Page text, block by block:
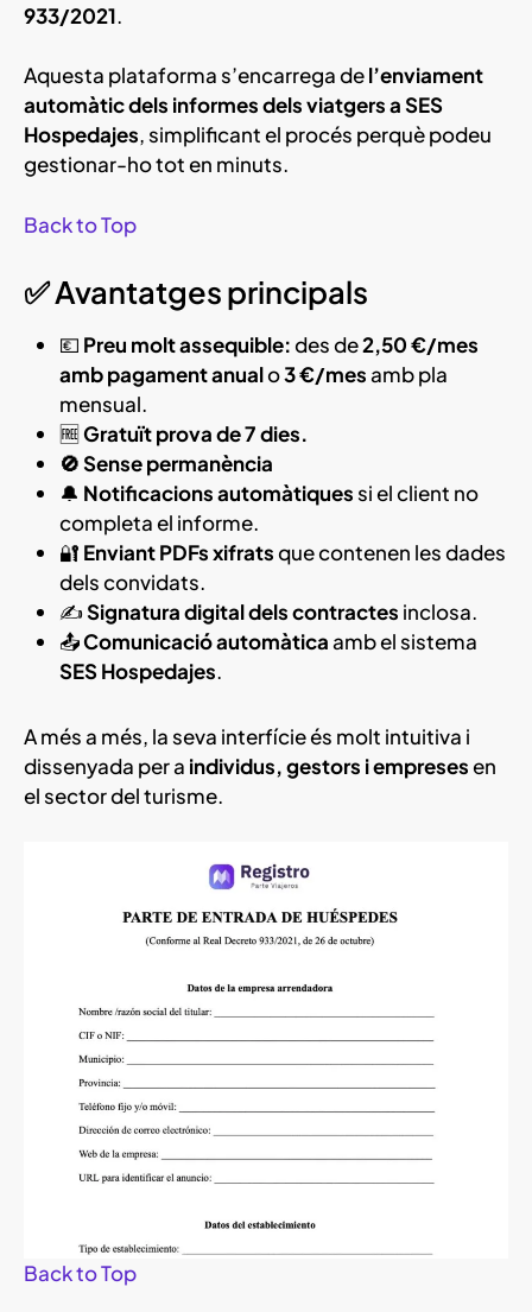
933/2021.
Aquesta plataforma s’encarrega del’enviament
automàtic dels informes dels viatgers a SES
Hospedajes, simplificant el procés perquè podeu
gestionar-ho tot en minuts.
Back to Top
✅ Avantatges principals
💶 Preu molt assequible:des de2,50 €/mes
amb pagament anualo3 €/mesamb pla
mensual.
🆓Gratuït prova de 7 dies.
🚫 Sense permanència
🔔 Notificacions automàtiquessi el client no
completa el informe.
🔐 Enviant PDFs xifratsque contenen les dades
dels convidats.
✍️Signatura digital dels contractes inclosa.
📤Comunicació automàticaamb el sistema
SES Hospedajes.
A més a més, la seva interfície és molt intuitiva i
dissenyada per a individus, gestors i empresesen
el sector del turisme.
Back to Top